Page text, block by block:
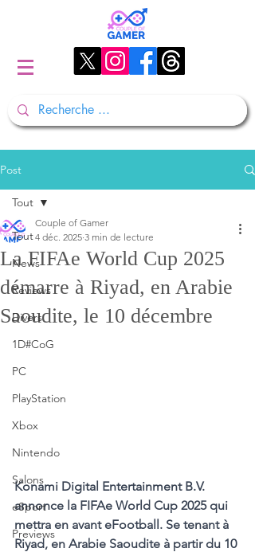
Post
Tout
News
Reviews
Divers
1D#CoG
PC
PlayStation
Xbox
Nintendo
Salons
eSport
Previews
Tout
La FIFAe World Cup 2025
démarre à Riyad, en Arabie
Saoudite, le 10 décembre
Couple of Gamer
4 déc. 2025 3 min de lecture
Konami Digital Entertainment B.V.
annonce la FIFAe World Cup 2025 qui
mettra en avant eFootball. Se tenant à
Riyad, en Arabie Saoudite à partir du 10